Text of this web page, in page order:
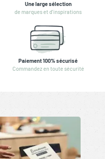
Une large sélection
de marques et d'inspirations
Paiement 100% sécurisé
Commandez en toute sécurité